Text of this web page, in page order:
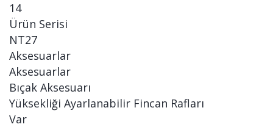
14
Ürün Serisi
NT27
Aksesuarlar
Aksesuarlar
Bıçak Aksesuarı
Yüksekliği Ayarlanabilir Fincan Rafları
Var